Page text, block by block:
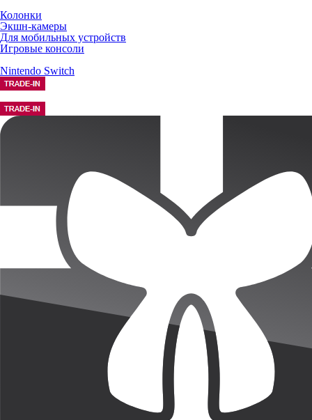
Колонки
Экшн-камеры
Для мобильных устройств
Игровые консоли
Nintendo Switch